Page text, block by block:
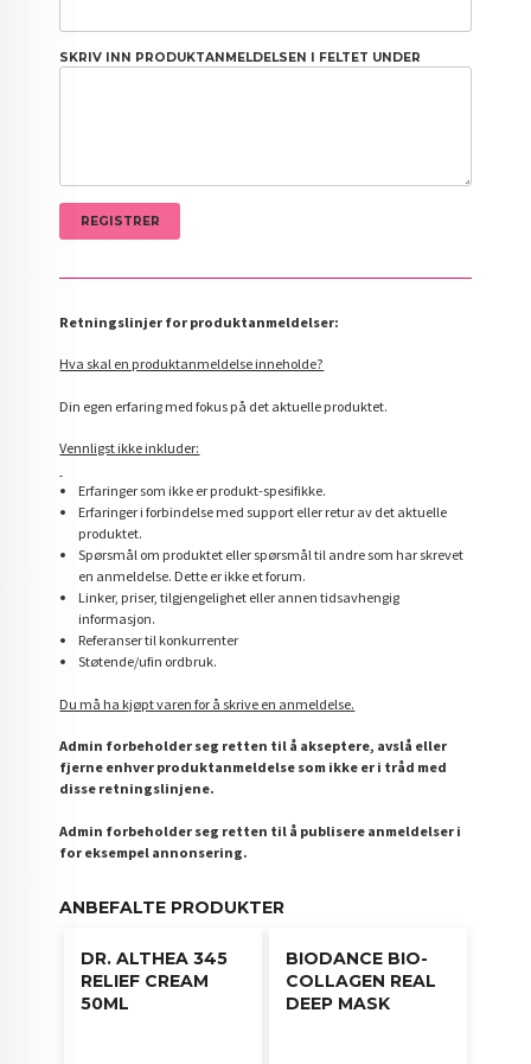
SKRIV INN PRODUKTANMELDELSEN I FELTET UNDER
Retningslinjer for produktanmeldelser:
Hva skal en produktanmeldelse inneholde?
Din egen erfaring med fokus på det aktuelle produktet.
Vennligst ikke inkluder:
Erfaringer som ikke er produkt-spesifikke.
Erfaringer i forbindelse med support eller retur av det aktuelle
produktet.
Spørsmål om produktet eller spørsmål til andre som har skrevet
en anmeldelse. Dette er ikke et forum.
Linker, priser, tilgjengelighet eller annen tidsavhengig
informasjon.
Referanser til konkurrenter
Støtende/ufin ordbruk.
Du må ha kjøpt varen for å skrive en anmeldelse.
Admin forbeholder seg retten til å akseptere, avslå eller
fjerne enhver produktanmeldelse som ikke er i tråd med
disse retningslinjene.
Admin forbeholder seg retten til å publisere anmeldelser i
for eksempel annonsering.
ANBEFALTE PRODUKTER
DR. ALTHEA 345
RELIEF CREAM
50ML
BIODANCE BIO-
COLLAGEN REAL
DEEP MASK